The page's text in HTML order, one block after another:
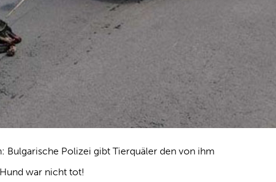
Bulgarische Polizei gibt Tierquäler den von ihm
war nicht tot!